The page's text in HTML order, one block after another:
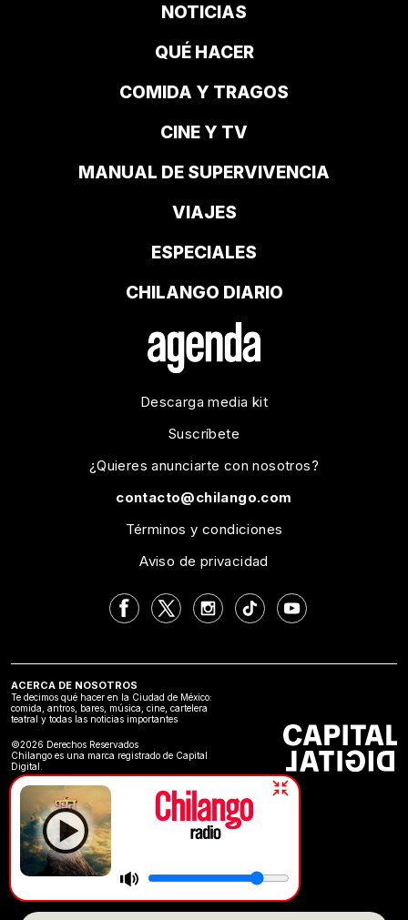
NOTICIAS
QUÉ HACER
COMIDA Y TRAGOS
CINE Y TV
MANUAL DE SUPERVIVENCIA
VIAJES
ESPECIALES
CHILANGO DIARIO
Descarga media kit
Suscríbete
¿Quieres anunciarte con nosotros?
contacto@chilango.com
Términos y condiciones
Aviso de privacidad
ACERCA DE NOSOTROS
Te decimos qué hacer en la Ciudad de México:
comida, antros, bares, música, cine, cartelera
teatral y todas las noticias importantes
©2026 Derechos Reservados
Chilango es una marca registrado de Capital
Digital.